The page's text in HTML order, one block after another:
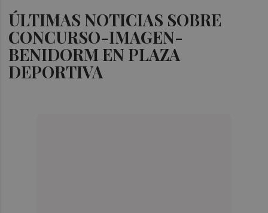
ÚLTIMAS NOTICIAS SOBRE
CONCURSO-IMAGEN-
BENIDORM EN PLAZA
DEPORTIVA